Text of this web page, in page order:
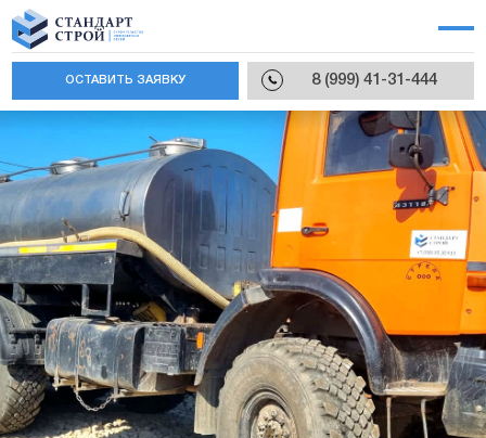
8 (999) 41-31-444
ОСТАВИТЬ ЗАЯВКУ